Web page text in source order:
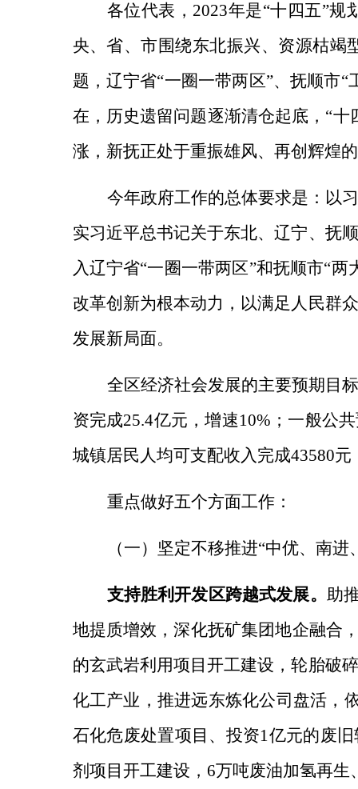
各位代表，2023年是“十四五”
央、省、市围绕东北振兴、资源枯竭
题，辽宁省“一圈一带两区”、抚顺市
在，历史遗留问题逐渐清仓起底，“
涨，新抚正处于重振雄风、再创辉煌
今年政府工作的总体要求是： 以
实习近平总书记关于东北、辽宁、抚
入辽宁省“一圈一带两区”和抚顺市“
改革创新为根本动力，以满足人民群
发展新局面。
全区经济社会发展的主要预期目
资完成25.4亿元，增速10%；一般公
城镇居民人均可支配收入完成43580
重点做好五个方面工作：
（一）坚定不移推进“中优、南
支持胜利开发区跨越式发展。 助
地提质增效，深化抚矿集团地企融合
的玄武岩利用项目开工建设，轮胎破
化工产业， 推进远东炼化公司盘活，
石化危废处置项目、投资1亿元的废
剂项目开工建设，6万吨废油加氢再